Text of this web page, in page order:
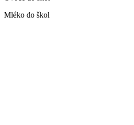
Mléko do škol